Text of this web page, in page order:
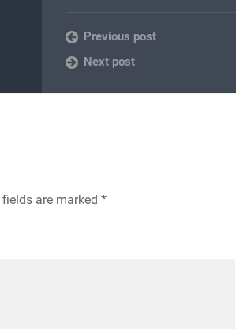
Previous post
Next post
fields are marked *